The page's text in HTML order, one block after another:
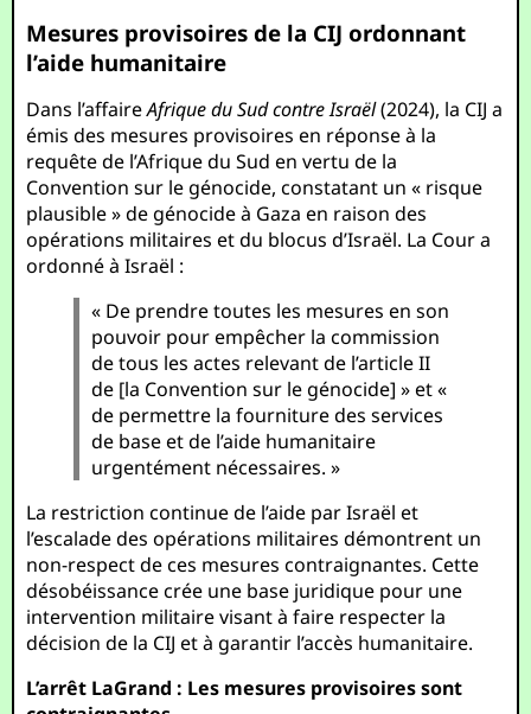
Mesures provisoires de la CIJ ordonnant
l’aide humanitaire
Dans l’affaireAfrique du Sud contre Israël(2024), la CIJ a
émis des mesures provisoires en réponse à la
requête de l’Afrique du Sud en vertu de la
Convention sur le génocide, constatant un « risque
plausible » de génocide à Gaza en raison des
opérations militaires et du blocus d’Israël. La Cour a
ordonné à Israël :
« De prendre toutes les mesures en son
pouvoir pour empêcher la commission
de tous les actes relevant de l’article II
de [la Convention sur le génocide] » et «
de permettre la fourniture des services
de base et de l’aide humanitaire
urgentément nécessaires. »
La restriction continue de l’aide par Israël et
l’escalade des opérations militaires démontrent un
non-respect de ces mesures contraignantes. Cette
désobéissance crée une base juridique pour une
intervention militaire visant à faire respecter la
décision de la CIJ et à garantir l’accès humanitaire.
L’arrêt LaGrand : Les mesures provisoires sont